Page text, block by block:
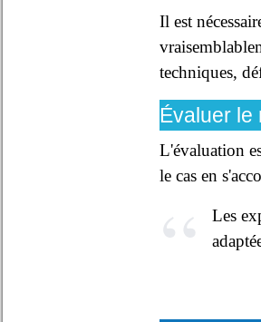
Il est
techniques,
Évaluer le
L'évaluation
le cas en
Les